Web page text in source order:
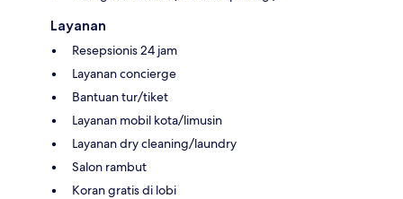
Layanan
Resepsionis 24 jam
Layanan concierge
Bantuan tur/tiket
Layanan mobil kota/limusin
Layanan dry cleaning/laundry
Salon rambut
Koran gratis di lobi